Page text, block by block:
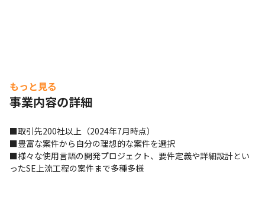
もっと見る
事業内容の詳細
■取引先200社以上（2024年7月時点）
■豊富な案件から自分の理想的な案件を選択
■様々な使用言語の開発プロジェクト、要件定義や詳細設計とい
ったSE上流工程の案件まで多種多様